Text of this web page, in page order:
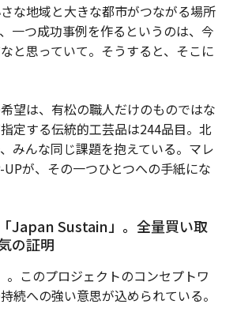
さな地域と大きな都市がつながる場所
一つ成功事例を作るというのは、今
と思っていて。そうすると、そこに
望は、有松の職人だけのものではな
定する伝統的工芸品は244品目。北
みんな同じ課題を抱えている。マレ
が、その一つひとつへの手紙にな
Japan Sustain」。全量買い取
の証明
。このプロジェクトのコンセプトワ
続への強い意思が込められている。